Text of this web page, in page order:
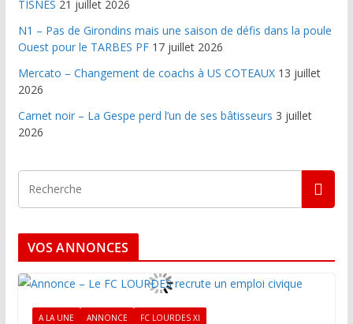
TISNES 21 juillet 2026
N1 – Pas de Girondins mais une saison de défis dans la poule
Ouest pour le TARBES PF 17 juillet 2026
Mercato – Changement de coachs à US COTEAUX 13 juillet
2026
Carnet noir – La Gespe perd l’un de ses bâtisseurs 3 juillet
2026
VOS ANNONCES
A LA UNE ANNONCE FC LOURDES XI